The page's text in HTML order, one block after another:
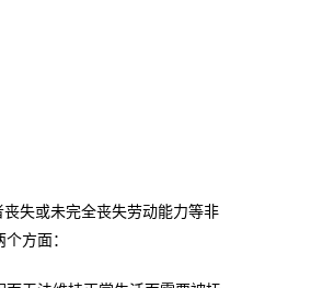
失或未完全丧失劳动能力等非
方面：